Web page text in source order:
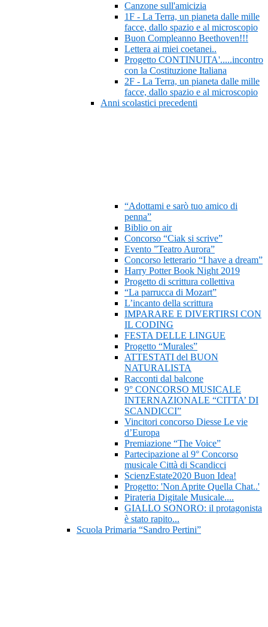
Canzone sull'amicizia
1F - La Terra, un pianeta dalle mille
facce, dallo spazio e al microscopio
Buon Compleanno Beethoven!!!
Lettera ai miei coetanei..
Progetto CONTINUITA'.....incontro
con la Costituzione Italiana
2F - La Terra, un pianeta dalle mille
facce, dallo spazio e al microscopio
Anni scolastici precedenti
“Adottami e sarò tuo amico di
penna”
Biblio on air
Concorso “Ciak si scrive”
Evento ”Teatro Aurora”
Concorso letterario “I have a dream”
Harry Potter Book Night 2019
Progetto di scrittura collettiva
“La parrucca di Mozart”
L’incanto della scrittura
IMPARARE E DIVERTIRSI CON
IL CODING
FESTA DELLE LINGUE
Progetto “Murales”
ATTESTATI del BUON
NATURALISTA
Racconti dal balcone
9° CONCORSO MUSICALE
INTERNAZIONALE “CITTA’ DI
SCANDICCI”
Vincitori concorso Diesse Le vie
d’Europa
Premiazione “The Voice”
Partecipazione al 9° Concorso
musicale Città di Scandicci
ScienzEstate2020 Buon Idea!
Progetto: 'Non Aprite Quella Chat..'
Pirateria Digitale Musicale....
GIALLO SONORO: il protagonista
è stato rapito...
Scuola Primaria “Sandro Pertini”